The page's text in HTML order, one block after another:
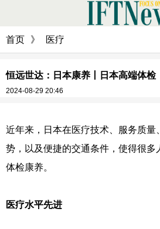
首页 》 医疗
恒远世达：日本康养丨日本高端体检
2024-08-29 20:46
近年来，日本在医疗技术、服务质量
势，以及便捷的交通条件，使得很多
体检康养。
医疗水平先进